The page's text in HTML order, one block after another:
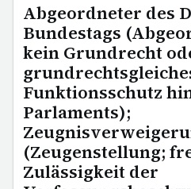
Abgeordneter des
Bundestags
kein Grundrecht
Funktionsschutz
Parlaments);
(Zeugenstellung;
Zulässigkeit der